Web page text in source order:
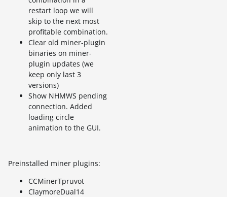
restart loop we will
skip to the next most
profitable combination.
Clear old miner-plugin
binaries on miner-
plugin updates (we
keep only last 3
versions)
Show NHMWS pending
connection. Added
loading circle
animation to the GUI.
Preinstalled miner plugins:
CCMinerTpruvot
ClaymoreDual14